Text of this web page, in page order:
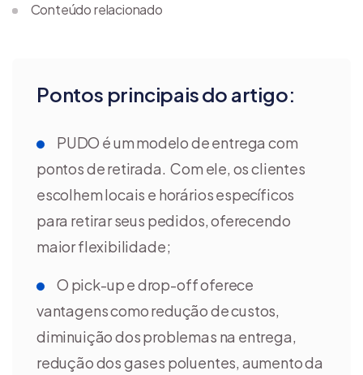
Pontos principais do artigo:
PUDO é um modelo de entrega com
pontos de retirada. Com ele, os clientes
escolhem locais e horários específicos
para retirar seus pedidos, oferecendo
maior flexibilidade;
O pick-up e drop-off oferece
vantagens como redução de custos,
diminuição dos problemas na entrega,
redução dos gases poluentes, aumento da
Conteúdo relacionado